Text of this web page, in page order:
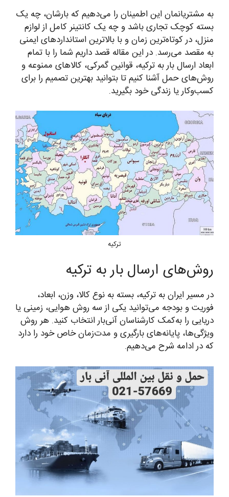
به مشتریانمان این اطمینان را می‌دهیم که بارشان، چه یک
بسته کوچک تجاری باشد و چه یک کانتینر کامل از لوازم
منزل، در کوتاه‌ترین زمان و با بالاترین استانداردهای ایمنی
به مقصد می‌رسد. در این مقاله قصد داریم شما را با تمام
ابعاد ارسال بار به ترکیه، قوانین گمرکی، کالاهای ممنوعه و
روش‌های حمل آشنا کنیم تا بتوانید بهترین تصمیم را برای
کسب‌وکار یا زندگی خود بگیرید.
ترکیه
روش‌های ارسال بار به ترکیه
در مسیر ایران به ترکیه، بسته به نوع کالا، وزن، ابعاد،
فوریت و بودجه می‌توانید یکی از سه روش هوایی، زمینی یا
دریایی را به‌کمک کارشناسان آنی‌بار انتخاب کنید. هر روش
ویژگی‌ها، پایانه‌های بارگیری و مدت‌زمان خاص خود را دارد
که در ادامه شرح می‌دهیم.